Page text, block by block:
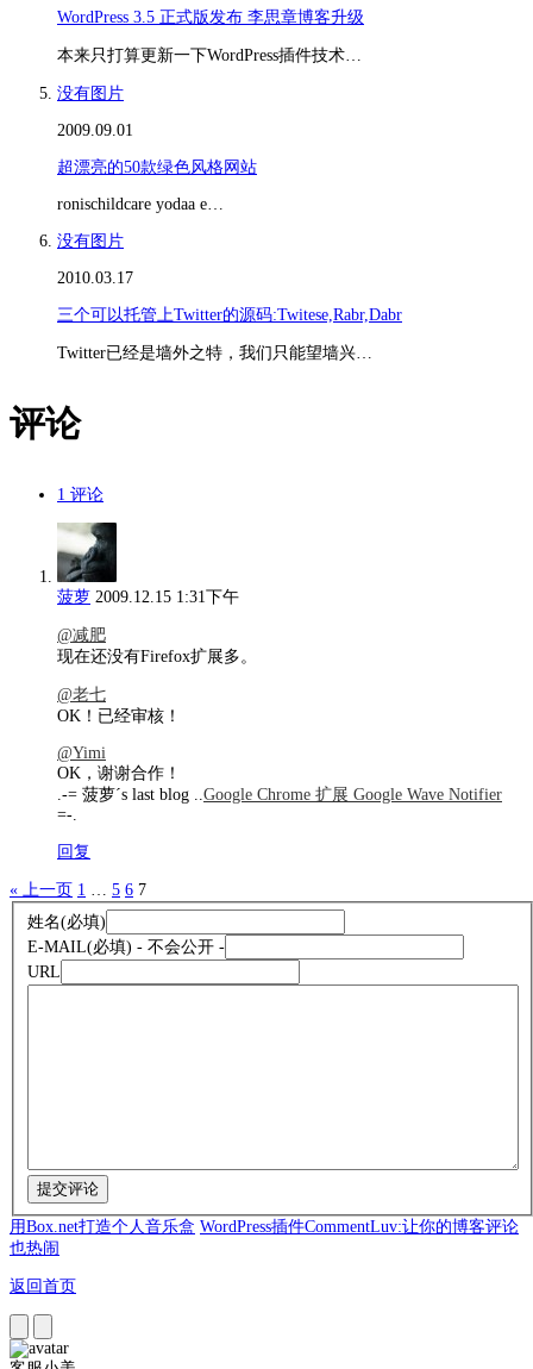
WordPress 3.5 正式版发布 李思章博客升级
本来只打算更新一下WordPress插件技术…
没有图片
2009.09.01
超漂亮的50款绿色风格网站
ronischildcare yodaa e…
没有图片
2010.03.17
三个可以托管上Twitter的源码:Twitese,Rabr,Dabr
Twitter已经是墙外之特，我们只能望墙兴…
评论
1 评论
菠萝 2009.12.15 1:31下午
@减肥
现在还没有Firefox扩展多。
@老七
OK！已经审核！
@Yimi
OK，谢谢合作！
.-= 菠萝´s last blog .. Google Chrome 扩展 Google Wave Notifier
=-.
回复
« 上一页 1 5 6 7
姓名(必填)
E-MAIL(必填) - 不会公开 -
URL
用Box.net打造个人音乐盒 WordPress插件CommentLuv:让你的博客评论
也热闹
返回首页